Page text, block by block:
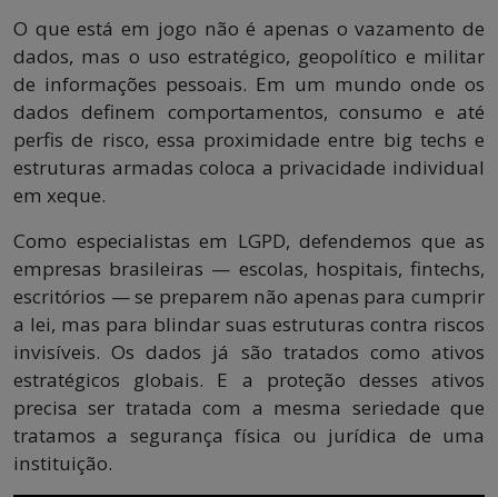
O que está em jogo não é apenas o vazamento de
dados, mas o uso estratégico, geopolítico e militar
de informações pessoais. Em um mundo onde os
dados definem comportamentos, consumo e até
perfis de risco, essa proximidade entre big techs e
estruturas armadas coloca a privacidade individual
em xeque.
Como especialistas em LGPD, defendemos que as
empresas brasileiras — escolas, hospitais, fintechs,
escritórios — se preparem não apenas para cumprir
a lei, mas para blindar suas estruturas contra riscos
invisíveis. Os dados já são tratados como ativos
estratégicos globais. E a proteção desses ativos
precisa ser tratada com a mesma seriedade que
tratamos a segurança física ou jurídica de uma
instituição.